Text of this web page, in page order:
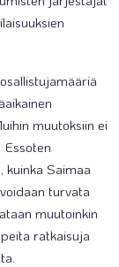
muutoksiin ei
kuinka Saimaa
turvata
muutoinkin
ratkaisuja